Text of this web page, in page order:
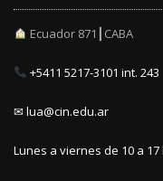
Ecuador 871┃CABA
+5411 5217-3101 int. 243
✉ lua@cin.edu.ar
Lunes a viernes de 10 a 17